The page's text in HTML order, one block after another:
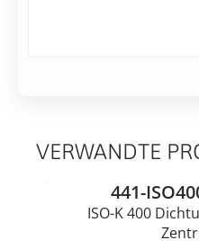
VERWANDTE
441-
ISO-K 400